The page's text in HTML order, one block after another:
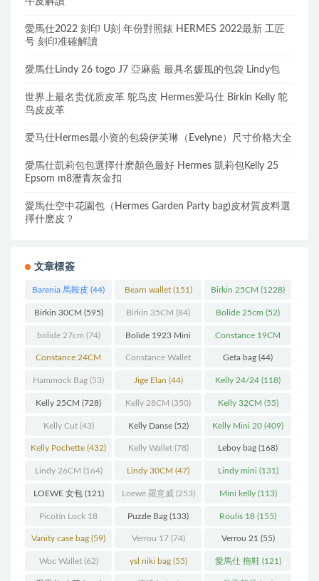
愛馬仕2022 刻印 U刻 年份對照錶 HERMES 2022最新 工匠
号 刻印准確解讀
愛馬仕Lindy 26 togo J7 亞麻藍 最具名媛風的包袋 Lindy包
世界上最名贵优质皮革 鸵鸟皮 Hermes爱马仕 Birkin Kelly 鸵
鸟皮皮革
爱马仕Hermes最小资的包袋伊芙琳（Evelyne）尺寸价格大全
愛馬仕凱莉包包選擇什麽顏色最好 Hermes 凱莉包Kelly 25
Epsom m8瀝青灰金扣
愛馬仕空中花園包（Hermes Garden Party bag)皮材質皮料選
擇什麽皮？
文章標簽
Barenia 馬鞍皮 (44) Bearn wallet(151) Birkin 25CM (1228)
Birkin 30CM (595) Birkin 35CM (84) Bolide 25cm (52)
bolide 27cm (74) Bolide 1923 Mini
(93)
Constance 19CM
(571)
Constance 24CM
(216)
Constance Wallet
(60)
Geta bag (44)
Hammock Bag (53) Jige Elan (44) Kelly 24/24 (118)
Kelly 25CM (728) Kelly 28CM (350) Kelly 32CM (55)
Kelly Cut(43) Kelly Danse(52) Kelly Mini 20 (409)
Kelly Pochette (432) Kelly Wallet(78) Leboy bag (168)
Lindy 26CM (164) Lindy 30CM (47) Lindy mini (131)
LOEWE 女包(121) Loewe 羅意威(253) Mini kelly(113)
Picotin Lock 18
(202)
Puzzle Bag (133) Roulis 18 (155)
Vanity case bag (59) Verrou 17(74) Verrou 21 (55)
Woc Wallet(62) ysl niki bag(55) 愛馬仕 拖鞋(121)